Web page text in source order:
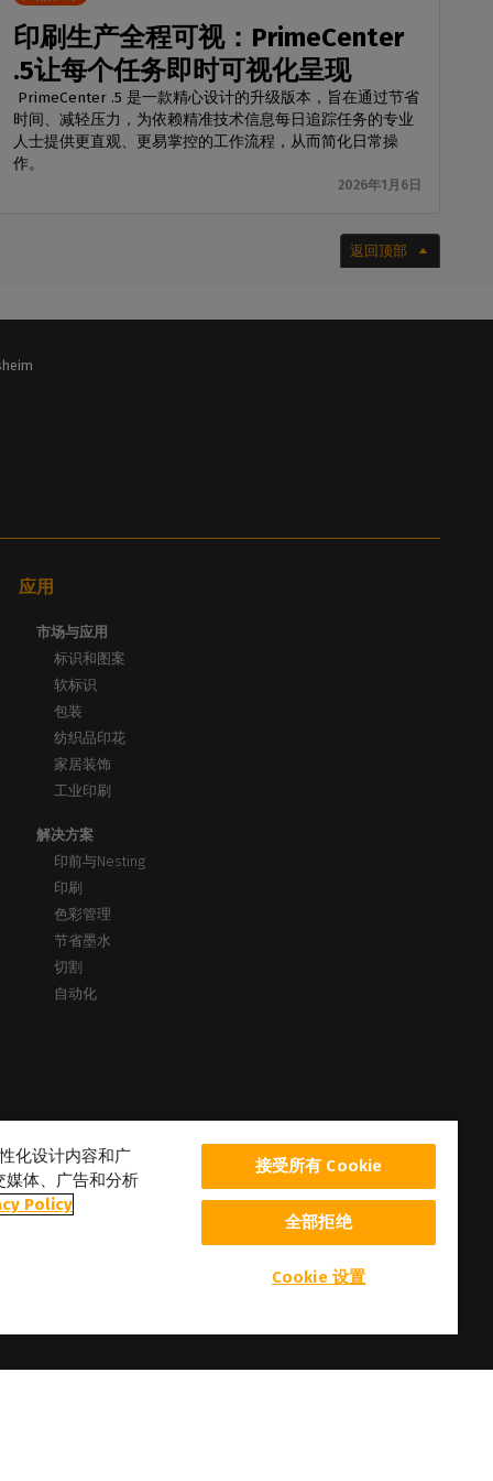
印刷生产全程可视：PrimeCenter
.5让每个任务即时可视化呈现
PrimeCenter .5 是一款精心设计的升级版本，旨在通过节省
时间、减轻压力，为依赖精准技术信息每日追踪任务的专业
人士提供更直观、更易掌控的工作流程，从而简化日常操
作。
2026年1月6日
返回顶部
应用
市场与应用
标识和图案
软标识
包装
纺织品印花
家居装饰
工业印刷
解决方案
印前与Nesting
印刷
色彩管理
节省墨水
切割
自动化
化设计内容和广
媒体、广告和分析
Policy
接受所有 Cookie
全部拒绝
Cookie 设置